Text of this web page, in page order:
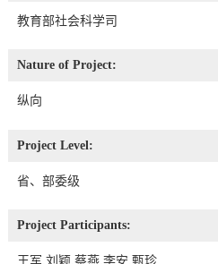
教育部社会科学司
Nature of Project:
纵向
Project Level:
省、部委级
Project Participants:
王军,刘颖,蔡燕,李安,甄珍